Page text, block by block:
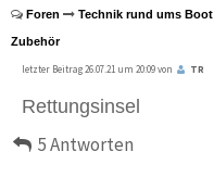
Foren Technik rund ums Boot
Zubehör
letzter Beitrag 26.07.21 um 20:09 von TR
Rettungsinsel
5 Antworten